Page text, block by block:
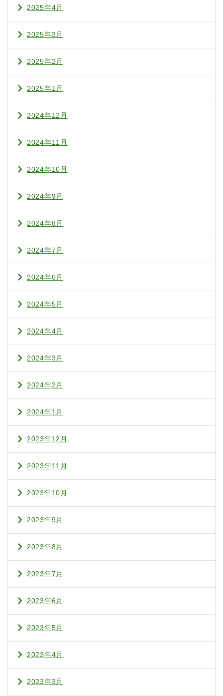
2025年4月
2025年3月
2025年2月
2025年1月
2024年12月
2024年11月
2024年10月
2024年9月
2024年8月
2024年7月
2024年6月
2024年5月
2024年4月
2024年3月
2024年2月
2024年1月
2023年12月
2023年11月
2023年10月
2023年9月
2023年8月
2023年7月
2023年6月
2023年5月
2023年4月
2023年3月